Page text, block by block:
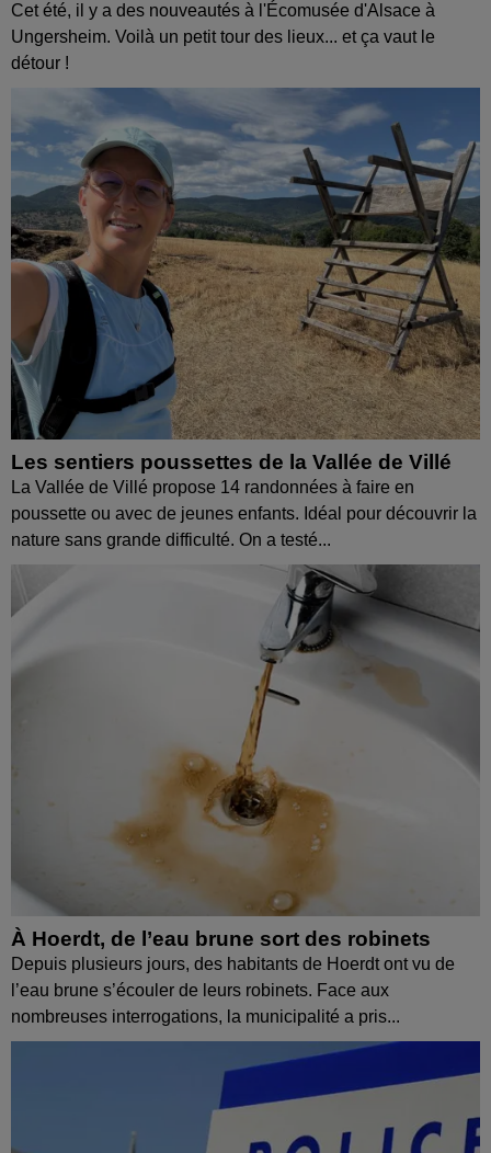
Cet été, il y a des nouveautés à l'Écomusée d'Alsace à
Ungersheim. Voilà un petit tour des lieux... et ça vaut le
détour !
Les sentiers poussettes de la Vallée de Villé
La Vallée de Villé propose 14 randonnées à faire en
poussette ou avec de jeunes enfants. Idéal pour découvrir la
nature sans grande difficulté. On a testé...
À Hoerdt, de l’eau brune sort des robinets
Depuis plusieurs jours, des habitants de Hoerdt ont vu de
l’eau brune s’écouler de leurs robinets. Face aux
nombreuses interrogations, la municipalité a pris...